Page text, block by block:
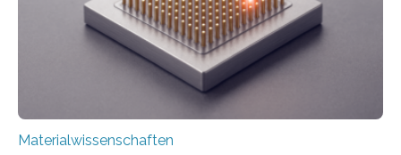
Materialwissenschaften